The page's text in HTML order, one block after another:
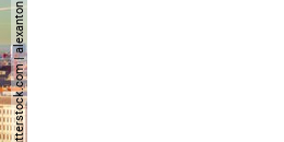
© shutterstock.com | alexanton